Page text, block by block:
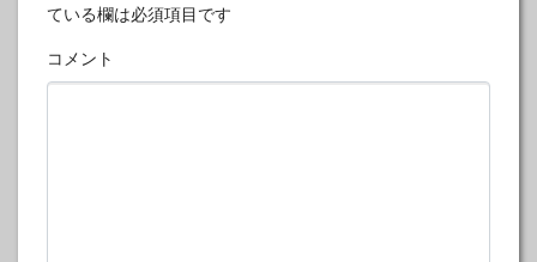
ている欄は必須項目です
コメント